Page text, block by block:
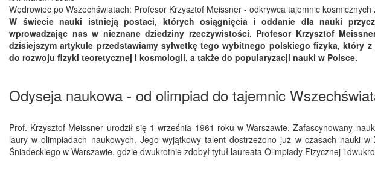
Wędrowiec po Wszechświatach: Profesor Krzysztof Meissner - odkrywca tajemnic kosmicznych
W świecie nauki istnieją postaci, których osiągnięcia i oddanie dla nauki
wprowadzając nas w nieznane dziedziny rzeczywistości. Profesor Krzysztof
dzisiejszym artykule przedstawiamy sylwetkę tego wybitnego polskiego fizyka, który z
do rozwoju fizyki teoretycznej i kosmologii, a także do popularyzacji nauki w Polsce.
Odyseja naukowa - od olimpiad do tajemnic
Prof. Krzysztof Meissner urodził się 1 września 1961 roku w Warszawie. Zafascynowany
laury w olimpiadach naukowych. Jego wyjątkowy talent dostrzeżono już w czasach nauki w
Śniadeckiego w Warszawie, gdzie dwukrotnie zdobył tytuł laureata Olimpiady Fizycznej i